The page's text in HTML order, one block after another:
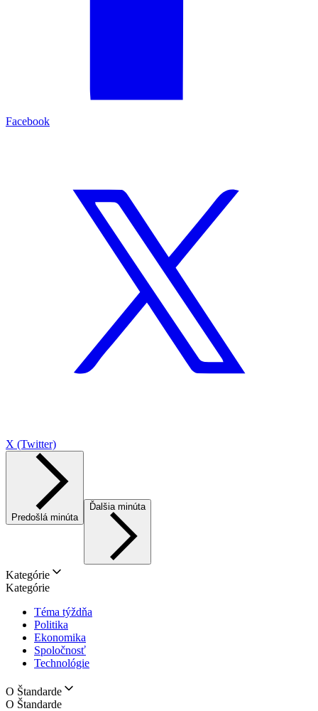
Facebook
X (Twitter)
Predošlá minúta
Ďalšia minúta
Kategórie
Kategórie
Téma týždňa
Politika
Ekonomika
Spoločnosť
Technológie
O Štandarde
O Štandarde